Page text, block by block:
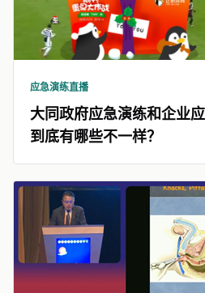
应急演练直播
大同政府应急演练和企业
到底有哪些不一样？